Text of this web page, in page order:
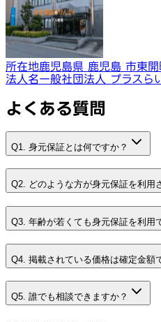
所在地鹿児島県 鹿児島 市東
法人名一般社団法人 プラスら
よくある質問
Q1. 身元保証とは何ですか？
Q2. どのような方が身元保証を利用
Q3. 年齢が若くても身元保証を利用
Q4. 掲載されている価格は確定金額
Q5. 誰でも相談できますか？